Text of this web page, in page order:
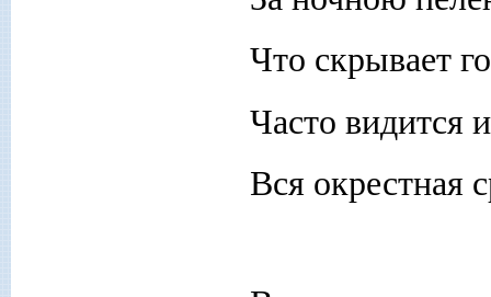
Что скрывает
Часто видится
Вся окрестная